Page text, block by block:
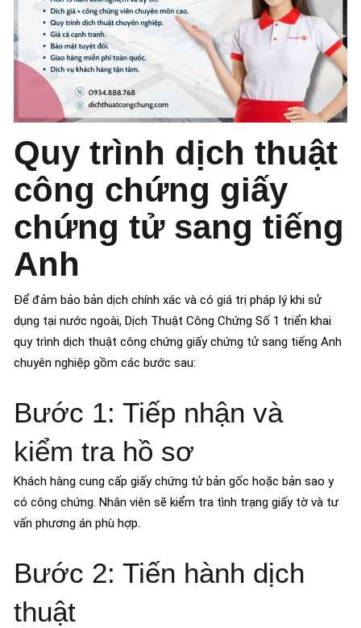
Quy trình dịch thuật
công chứng giấy
chứng tử sang tiếng
Anh
Để đảm bảo bản dịch chính xác và có giá trị pháp lý khi sử
dụng tại nước ngoài, Dịch Thuật Công Chứng Số 1 triển khai
quy trình dịch thuật công chứng giấy chứng tử sang tiếng Anh
chuyên nghiệp gồm các bước sau:
Bước 1: Tiếp nhận và
kiểm tra hồ sơ
Khách hàng cung cấp giấy chứng tử bản gốc hoặc bản sao y
có công chứng. Nhân viên sẽ kiểm tra tình trạng giấy tờ và tư
vấn phương án phù hợp.
Bước 2: Tiến hành dịch
thuật